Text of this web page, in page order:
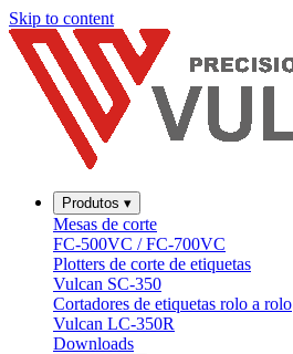
Skip to content
Produtos ▾
Mesas de corte
FC-500VC / FC-700VC
Plotters de corte de etiquetas
Vulcan SC-350
Cortadores de etiquetas rolo a rolo
Vulcan LC-350R
Downloads